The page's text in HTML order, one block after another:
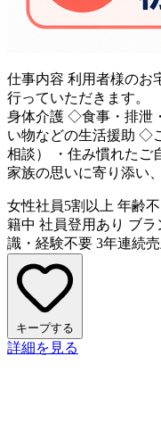
仕事内容 利用者様のお
行っていただきます
身体介護 ◇食事・排泄
い物などの生活援助 ◇
相談） ・住み慣れたご
家族の思いに寄り添い
女性社員5割以上 年齢
籍中 社員登用あり ブラ
識・経験不要 3年連続
キープする
詳細を見る